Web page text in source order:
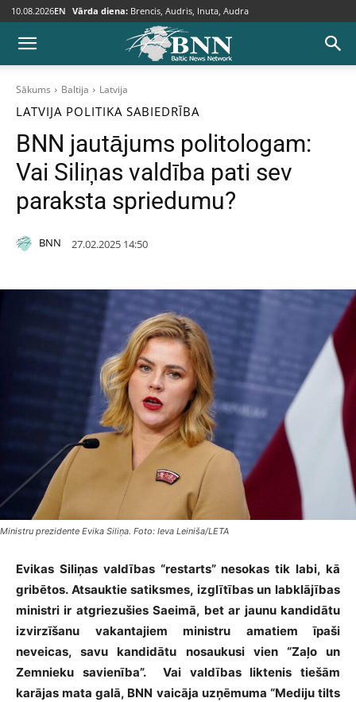
10.08.2026EN Vārda diena: Brencis, Audris, Inuta, Audra
Sākums Baltija Latvija
LATVIJA POLITIKA SABIEDRĪBA
BNN jautājums politologam:
Vai Siliņas valdība pati sev
paraksta spriedumu?
BNN 27.02.2025 14:50
Ministru prezidente Evika Siliņa. Foto: Ieva Leiniša/LETA
Evikas Siliņas valdības “restarts” nesokas tik labi, kā
gribētos. Atsauktie satiksmes, izglītības un labklājības
ministri ir atgriezušies Saeimā, bet ar jaunu kandidātu
izvirzīšanu vakantajiem ministru amatiem īpaši
neveicas, savu kandidātu nosaukusi vien “Zaļo un
Zemnieku savienība”.
Vai valdības liktenis tiešām
karājas mata galā, BNN vaicāja uzņēmuma “Mediju tilts